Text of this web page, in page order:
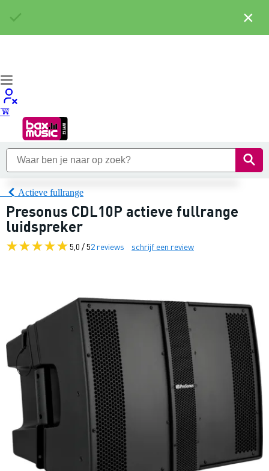
Actieve fullrange
Presonus CDL10P actieve fullrange
luidspreker
5,0 / 52 reviews schrijf een review
×